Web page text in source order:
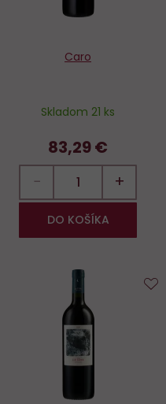
Caro
Skladom 21 ks
83,29 €
− +
DO KOŠÍKA